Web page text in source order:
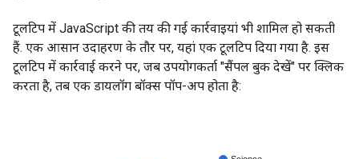
टूलटिप में JavaScript की तय की गई कार्रवाइयां भी शामिल हो सकती
हैं. एक आसान उदाहरण के तौर पर, यहां एक टूलटिप दिया गया है. इस
टूलटिप में कार्रवाई करने पर, जब उपयोगकर्ता "सैंपल बुक देखें" पर क्लिक
करता है, तब एक डायलॉग बॉक्स पॉप-अप होता है: